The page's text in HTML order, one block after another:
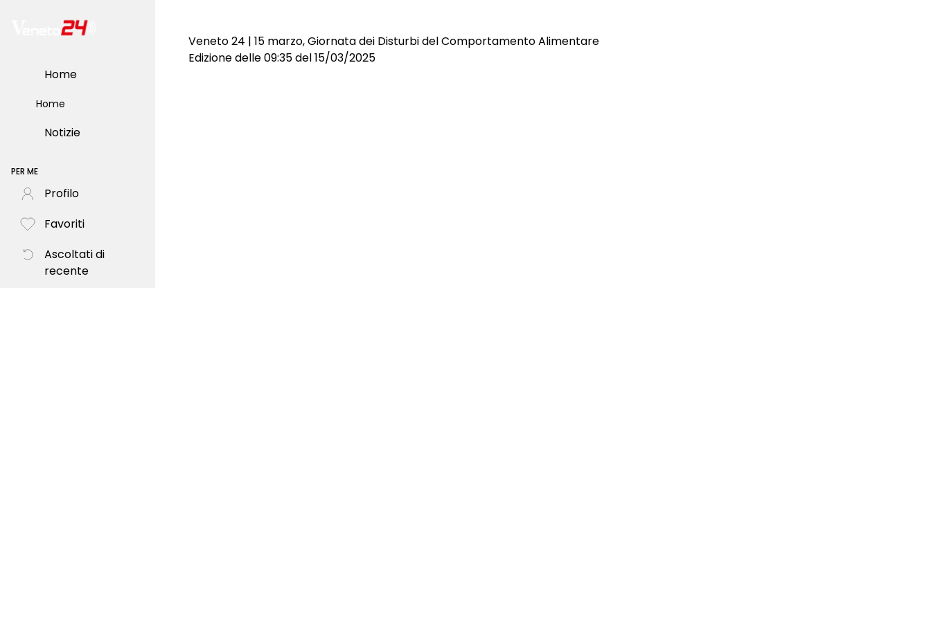
Home
Home
Notizie
PER ME
Profilo
Favoriti
Ascoltati di
recente
Veneto 24 | 15 marzo, Giornata dei Disturbi del Comportamento Alimentare
Edizione delle 09:35 del 15/03/2025